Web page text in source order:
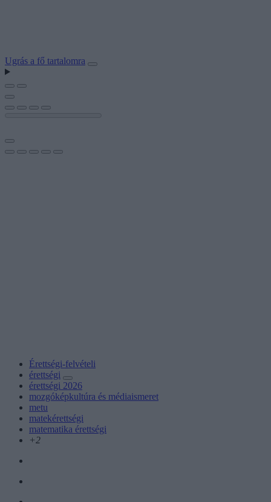
Ugrás a fő tartalomra
Érettségi-felvételi
érettségi
érettségi 2026
mozgóképkultúra és médiaismeret
metu
matekérettségi
matematika érettségi
+2